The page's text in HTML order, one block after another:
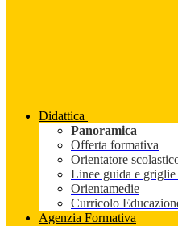
Didattica
Panoramica
Offerta formativa
Orientatore
Linee guida e
Orientamedie
Curricolo
Agenzia Formativa